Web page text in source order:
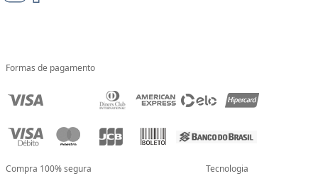
Formas de pagamento
Compra 100% segura Tecnologia